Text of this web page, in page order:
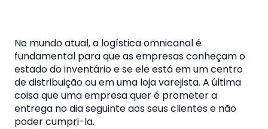
No mundo atual, a logística omnicanal é
fundamental para que as empresas conheçam o
estado do inventário e se ele está em um centro
de distribuição ou em uma loja varejista. A última
coisa que uma empresa quer é prometer a
entrega no dia seguinte aos seus clientes e não
poder cumpri-la.